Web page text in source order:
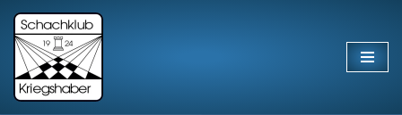
Zum
Inhalt
springen